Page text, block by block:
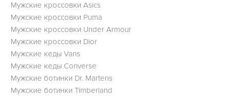
Мужские кроссовки Asics
Мужские кроссовки Puma
Мужские кроссовки Under Armour
Мужские кроссовки Dior
Мужские кеды Vans
Мужские кеды Converse
Мужские ботинки Dr. Martens
Мужские ботинки Timberland